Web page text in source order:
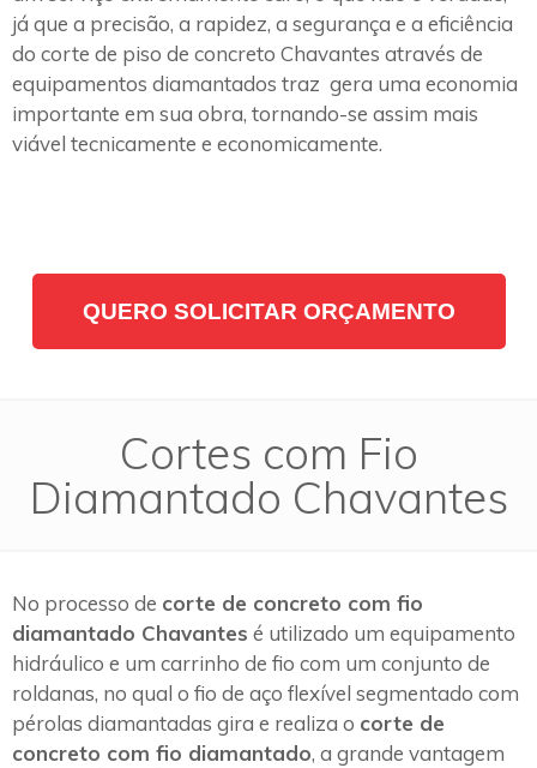
já que a precisão, a rapidez, a segurança e a eficiência
do corte de piso de concreto Chavantes através de
equipamentos diamantados traz gera uma economia
importante em sua obra, tornando-se assim mais
viável tecnicamente e economicamente.
QUERO SOLICITAR ORÇAMENTO
Cortes com Fio
Diamantado Chavantes
No processo de corte de concreto com fio
diamantado Chavantes é utilizado um equipamento
hidráulico e um carrinho de fio com um conjunto de
roldanas, no qual o fio de aço flexível segmentado com
pérolas diamantadas gira e realiza o corte de
concreto com fio diamantado, a grande vantagem